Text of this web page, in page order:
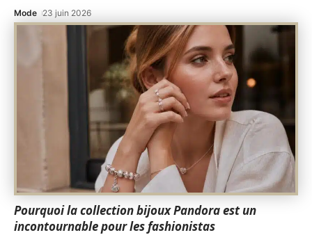
Mode 23 juin 2026
Pourquoi la collection bijoux Pandora est un
incontournable pour les fashionistas